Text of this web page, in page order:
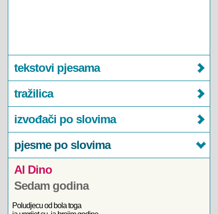
tekstovi pjesama
tražilica
izvođači po slovima
pjesme po slovima
Al Dino
Sedam godina
Poludjecu od bola toga